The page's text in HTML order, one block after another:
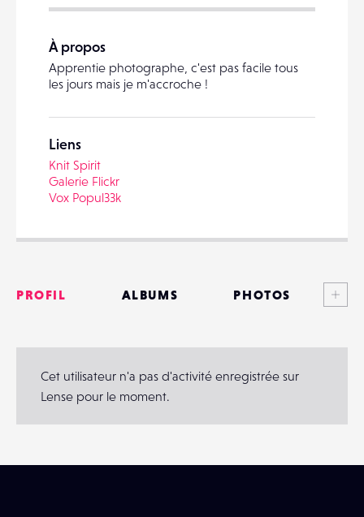
DESTINATAIRE
VOTRE
PARTAGER
À propos
Apprentie photographe, c'est pas facile tous
les jours mais je m'accroche !
Liens
Knit Spirit
Galerie Flickr
Vox Popul33k
PROFIL ALBUMS PHOTOS
MATÉRIELS
Cet utilisateur n'a pas d'activité enregistrée sur
Lense pour le moment.